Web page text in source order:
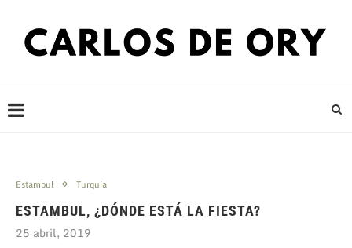
Estambul Turquía
ESTAMBUL, ¿DÓNDE ESTÁ LA FIESTA?
25 abril, 2019